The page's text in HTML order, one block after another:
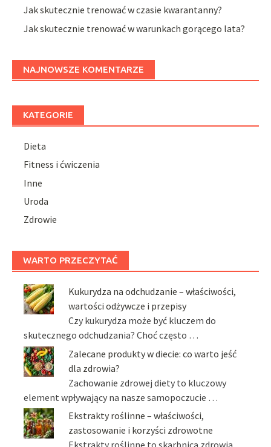
Jak skutecznie trenować w czasie kwarantanny?
Jak skutecznie trenować w warunkach gorącego lata?
NAJNOWSZE KOMENTARZE
KATEGORIE
Dieta
Fitness i ćwiczenia
Inne
Uroda
Zdrowie
WARTO PRZECZYTAĆ
Kukurydza na odchudzanie – właściwości,
wartości odżywcze i przepisy
Czy kukurydza może być kluczem do
skutecznego odchudzania? Choć często …
Zalecane produkty w diecie: co warto jeść
dla zdrowia?
Zachowanie zdrowej diety to kluczowy
element wpływający na nasze samopoczucie …
Ekstrakty roślinne – właściwości,
zastosowanie i korzyści zdrowotne